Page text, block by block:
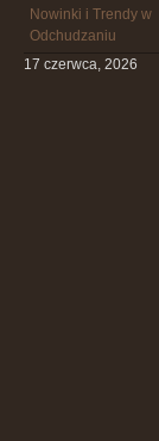
Nowinki i Trendy w
Odchudzaniu
17 czerwca, 2026